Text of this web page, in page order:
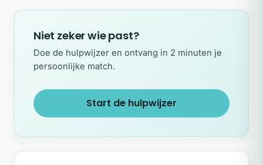
Niet zeker wie past?
Doe de hulpwijzer en ontvang in 2 minuten je
persoonlijke match.
Start de hulpwijzer